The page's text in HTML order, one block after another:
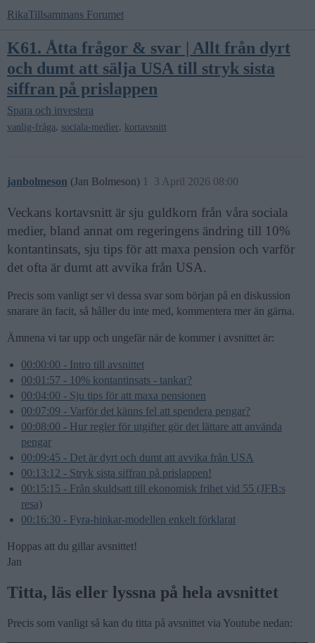
RikaTillsammans Forumet
K61. Åtta frågor & svar | Allt från dyrt
och dumt att sälja USA till stryk sista
siffran på prislappen
Spara och investera
vanlig-fråga, sociala-medier, kortavsnitt
janbolmeson (Jan Bolmeson) 3 April 2026 08:00
1
Veckans kortavsnitt är sju guldkorn från våra sociala
medier, bland annat om regeringens ändring till 10%
kontantinsats, sju tips för att maxa pension och varför
det ofta är dumt att avvika från USA.
Precis som vanligt ser vi dessa svar som början på en diskussion
snarare än facit, så håller du inte med, kommentera mer än gärna.
Ämnena vi tar upp och ungefär när de kommer i avsnittet är:
00:00:00 - Intro till avsnittet
00:01:57 - 10% kontantinsats - tankar?
00:04:00 - Sju tips för att maxa pensionen
00:07:09 - Varför det känns fel att spendera pengar?
00:08:00 - Hur regler för utgifter gör det lättare att använda
pengar
00:09:45 - Det är dyrt och dumt att avvika från USA
00:13:12 - Stryk sista siffran på prislappen!
00:15:15 - Från skuldsatt till ekonomisk frihet vid 55 (JFB:s
resa)
00:16:30 - Fyra-hinkar-modellen enkelt förklarat
Hoppas att du gillar avsnittet!
Jan
Titta, läs eller lyssna på hela avsnittet
Precis som vanligt så kan du titta på avsnittet via Youtube nedan: